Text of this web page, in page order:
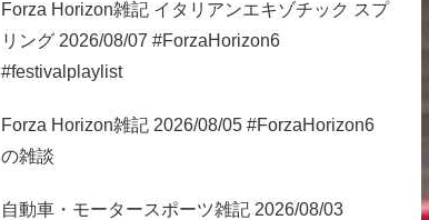
Forza Horizon雑記 イタリアンエキゾチック スプ
リング 2026/08/07 #ForzaHorizon6
#festivalplaylist
Forza Horizon雑記 2026/08/05 #ForzaHorizon6
の雑談
自動車・モータースポーツ雑記 2026/08/03